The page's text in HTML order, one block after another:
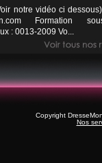
notre vidéo ci
Formation
: 0013-2009 Vo...
Copyright
Nos